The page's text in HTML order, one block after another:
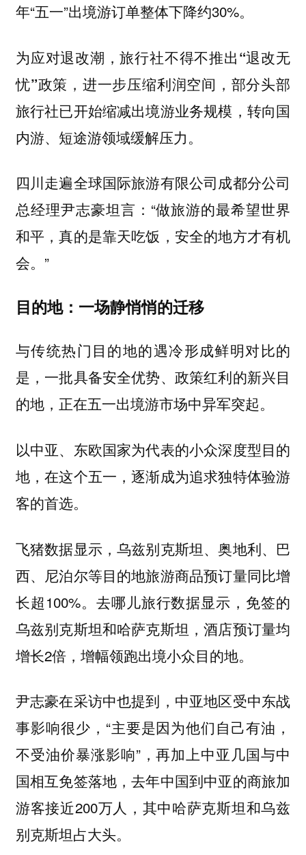
年“五一”出境游订单整体下降约30%。
为应对退改潮，旅行社不得不推出“退改无
忧”政策，进一步压缩利润空间，部分头部
旅行社已开始缩减出境游业务规模，转向国
内游、短途游领域缓解压力。
四川走遍全球国际旅游有限公司成都分公司
总经理尹志豪坦言：“做旅游的最希望世界
和平，真的是靠天吃饭，安全的地方才有机
会。”
目的地：一场静悄悄的迁移
与传统热门目的地的遇冷形成鲜明对比的
是，一批具备安全优势、政策红利的新兴目
的地，正在五一出境游市场中异军突起。
以中亚、东欧国家为代表的小众深度型目的
地，在这个五一，逐渐成为追求独特体验游
客的首选。
飞猪数据显示，乌兹别克斯坦、奥地利、巴
西、尼泊尔等目的地旅游商品预订量同比增
长超100%。去哪儿旅行数据显示，免签的
乌兹别克斯坦和哈萨克斯坦，酒店预订量均
增长2倍，增幅领跑出境小众目的地。
尹志豪在采访中也提到，中亚地区受中东战
事影响很少，“主要是因为他们自己有油，
不受油价暴涨影响”，再加上中亚几国与中
国相互免签落地，去年中国到中亚的商旅加
游客接近200万人，其中哈萨克斯坦和乌兹
别克斯坦占大头。